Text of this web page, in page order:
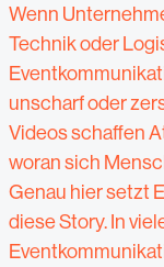
Wenn
Technik oder
unscharf oder
Videos schaffen
woran sich
Genau hier setzt
diese Story. In